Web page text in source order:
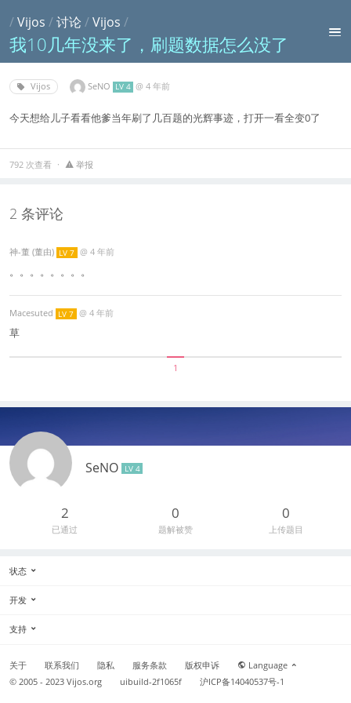
/Vijos /讨论 /Vijos /
我10几年没来了，刷题数据怎么没了
Vijos SeNO LV 4 @4 年前
今天想给儿子看看他爹当年刷了几百题的光辉事迹，打开一看全变0了
792 次查看 举报
2 条评论
神-董 (董由) LV 7 @ 4 年前
。。。。。。。。
Macesuted LV 7 @ 4 年前
草
1
SeNO LV 4
2
已通过
0
题解被赞
0
上传题目
状态
开发
支持
关于 联系我们 隐私 服务条款 版权申诉
Language
© 2005 - 2023Vijos.org uibuild-2f1065f 沪ICP备14040537号-1